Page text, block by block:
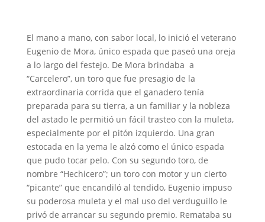
El mano a mano, con sabor local, lo inició el veterano
Eugenio de Mora, único espada que paseó una oreja
a lo largo del festejo. De Mora brindaba a
“Carcelero”, un toro que fue presagio de la
extraordinaria corrida que el ganadero tenía
preparada para su tierra, a un familiar y la nobleza
del astado le permitió un fácil trasteo con la muleta,
especialmente por el pitón izquierdo. Una gran
estocada en la yema le alzó como el único espada
que pudo tocar pelo. Con su segundo toro, de
nombre “Hechicero”; un toro con motor y un cierto
“picante” que encandiló al tendido, Eugenio impuso
su poderosa muleta y el mal uso del verduguillo le
privó de arrancar su segundo premio. Remataba su